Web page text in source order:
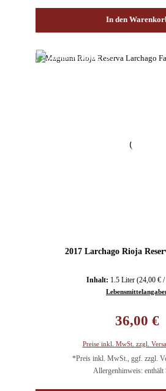
In den
2017 Larchago Rioja
Inhalt: 1.5 Liter (24,00 €
36,00 €
Preise inkl. MwSt. zzgl.
*Preis inkl. MwSt., ggf. zzgl.
Allergenhinweis: enthält